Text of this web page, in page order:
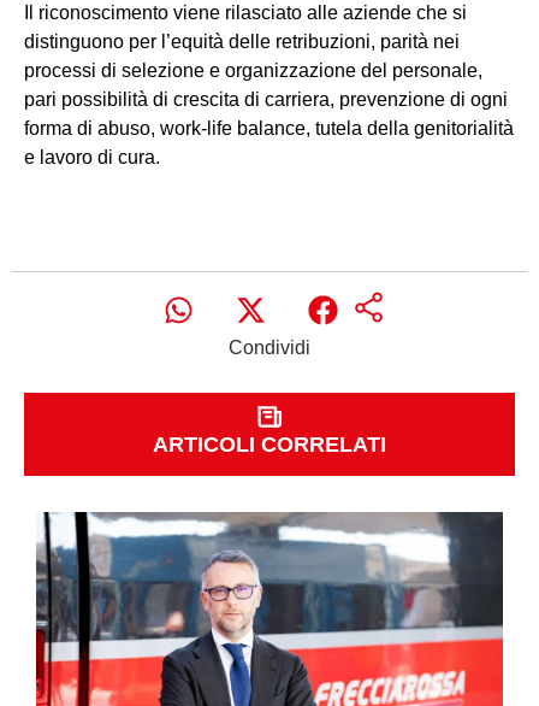
Il riconoscimento viene rilasciato alle aziende che si
distinguono per l’equità delle retribuzioni, parità nei
processi di selezione e organizzazione del personale,
pari possibilità di crescita di carriera, prevenzione di ogni
forma di abuso, work-life balance, tutela della genitorialità
e lavoro di cura.
Condividi
ARTICOLI CORRELATI